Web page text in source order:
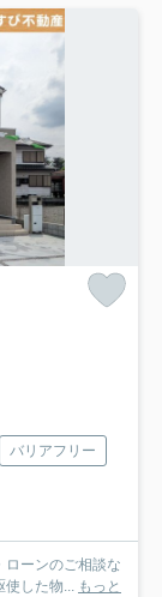
バリアフリー
ローンのご相談な
使した物... もっと